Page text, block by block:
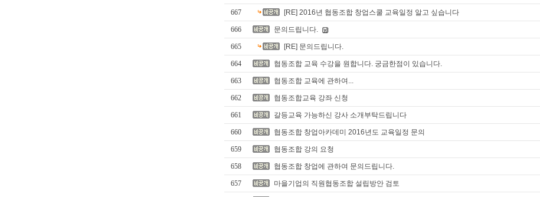
667 [RE] 2016년 협동조합 창업스쿨 교육일정 알고 싶습니다
666 문의드립니다.
665 [RE] 문의드립니다.
664 협동조합 교육 수강을 원합니다. 궁금한점이 있습니다.
663 협동조합 교육에 관하여...
662 협동조합교육 강좌 신청
661 갈등교육 가능하신 강사 소개부탁드립니다
660 협동조합 창업아카데미 2016년도 교육일정 문의
659 협동조합 강의 요청
658 협동조합 창업에 관하여 문의드립니다.
657 마을기업의 직원협동조합 설립방안 검토